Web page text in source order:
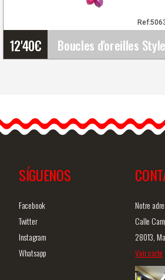
12'40€
Boucles d'oreilles style
flamenco, très légères et
SÍGUENOS
Facebook
Twitter
Instagram
Whatsapp
Notre
Calle
28013,
Voir carte